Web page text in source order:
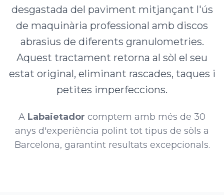
desgastada del paviment mitjançant l'ús
de maquinària professional amb discos
abrasius de diferents granulometries.
Aquest tractament retorna al sòl el seu
estat original, eliminant rascades, taques i
petites imperfeccions.
A Labaietador comptem amb més de 30
anys d'experiència polint tot tipus de sòls a
Barcelona, garantint resultats excepcionals.